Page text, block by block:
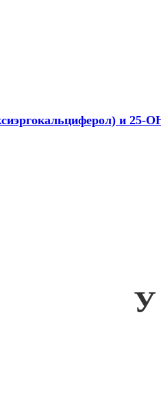
и
У